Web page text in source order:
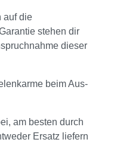
auf die
stehen dir
dieser
beim Aus-
am besten durch
Ersatz liefern